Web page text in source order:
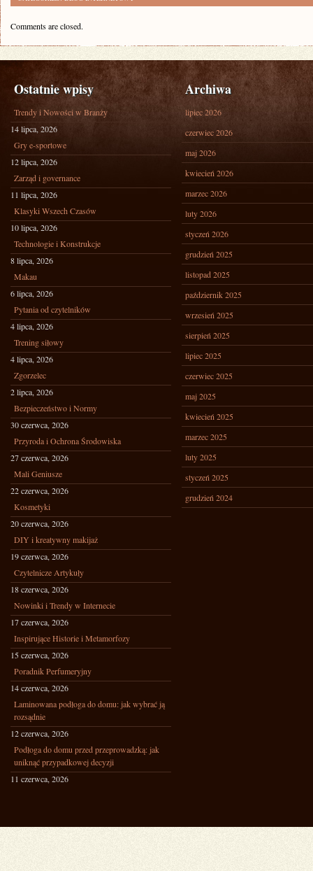
Comments are closed.
Ostatnie wpisy
Trendy i Nowości w Branży
14 lipca, 2026
Gry e-sportowe
12 lipca, 2026
Zarząd i governance
11 lipca, 2026
Klasyki Wszech Czasów
10 lipca, 2026
Technologie i Konstrukcje
8 lipca, 2026
Makau
6 lipca, 2026
Pytania od czytelników
4 lipca, 2026
Trening siłowy
4 lipca, 2026
Zgorzelec
2 lipca, 2026
Bezpieczeństwo i Normy
30 czerwca, 2026
Przyroda i Ochrona Środowiska
27 czerwca, 2026
Mali Geniusze
22 czerwca, 2026
Kosmetyki
20 czerwca, 2026
DIY i kreatywny makijaż
19 czerwca, 2026
Czytelnicze Artykuły
18 czerwca, 2026
Nowinki i Trendy w Internecie
17 czerwca, 2026
Inspirujące Historie i Metamorfozy
15 czerwca, 2026
Poradnik Perfumeryjny
14 czerwca, 2026
Laminowana podłoga do domu: jak wybrać ją
rozsądnie
12 czerwca, 2026
Podłoga do domu przed przeprowadzką: jak
uniknąć przypadkowej decyzji
11 czerwca, 2026
Archiwa
lipiec 2026
czerwiec 2026
maj 2026
kwiecień 2026
marzec 2026
luty 2026
styczeń 2026
grudzień 2025
listopad 2025
październik 2025
wrzesień 2025
sierpień 2025
lipiec 2025
czerwiec 2025
maj 2025
kwiecień 2025
marzec 2025
luty 2025
styczeń 2025
grudzień 2024